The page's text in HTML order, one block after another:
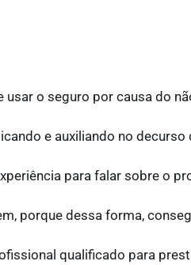
o seguro por causa do
e auxiliando no decurso
para falar sobre o
porque dessa forma,
qualificado para